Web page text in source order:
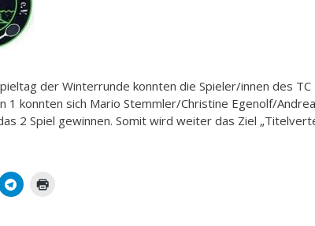
der Winterrunde konnten die Spieler/innen des
1 konnten sich Mario Stemmler/Christine Egenolf/
2 Spiel gewinnen. Somit wird weiter das Ziel